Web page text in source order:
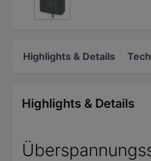
Highlights & Details
Highlights & Details